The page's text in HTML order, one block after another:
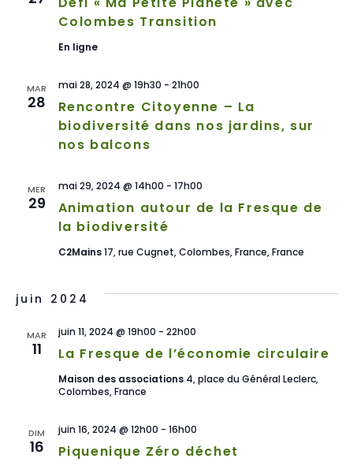
Colombes Transition
En ligne
MAR
28
Rencontre Citoyenne – La
biodiversité dans nos jardins, sur
nos balcons
mai 28, 2024 @ 19h30 - 21h00
MER
29
Animation autour de la Fresque de
la biodiversité
mai 29, 2024 @ 14h00 - 17h00
C2Mains17, rue Cugnet, Colombes, France, France
juin 2024
MAR
11 La Fresque de l’économie circulaire
juin 11, 2024 @ 19h00 - 22h00
Maison des associations 4, place du Général Leclerc,
Colombes, France
DIM
16 Piquenique Zéro déchet
juin 16, 2024 @ 12h00 - 16h00